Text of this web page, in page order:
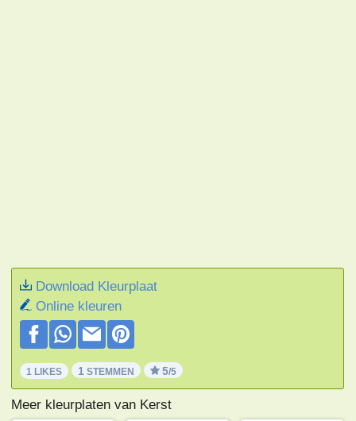
Download Kleurplaat
Online kleuren
1 LIKES 1 STEMMEN 5/5
Meer kleurplaten van Kerst